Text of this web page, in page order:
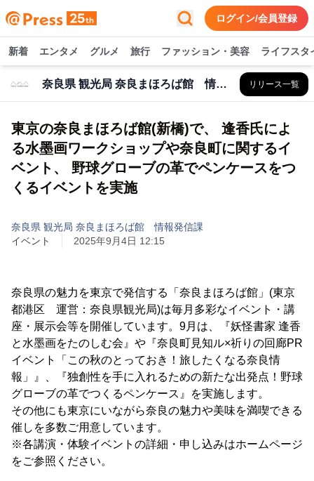
ログイン/会員登録
新着 エンタメ グルメ 旅行 ファッション・美容 ライフスタ
奈良県 観光局 奈良まほろば館 情報発信課 リリース一覧
東京の奈良まほろば館(新橋)で、 逢香氏によ
る水墨画ワークショップや奈良町に関するイ
ベント、 野球グローブの革でペンケースをつ
くるイベントを実施
奈良県 観光局 奈良まほろば館 情報発信課
イベント
2025年9月4日 12:15
奈良県の魅力を東京で発信する「奈良まほろば館」(東京
都港区 運営：奈良県観光局)は毎月多彩なイベント・講
座・展示会等を開催しています。9月は、『妖怪書家 逢香
と水墨画をたのしむ会』や『奈良町見知ル×祈りの回廊PR
イベント「この秋のとっておき！旅したくなる奈良情
報」』、『独創性を手に入れるための新たな出発点！野球
グローブの革でつくるペンケース』を実施します。
その他にも東京にいながら奈良の魅力や美味を満喫できる
催しを多数ご用意しています。
※各講演・体験イベントの詳細・申し込みはホームページ
をご参照ください。